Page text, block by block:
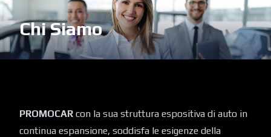
Chi Siamo
PROMOCAR con la sua struttura espositiva di auto in
continua espansione, soddisfa le esigenze della